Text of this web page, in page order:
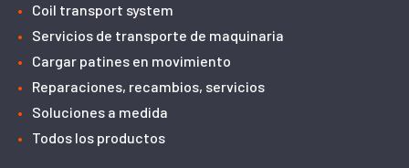
Coil transport system
Servicios de transporte de maquinaria
Cargar patines en movimiento
Reparaciones, recambios, servicios
Soluciones a medida
Todos los productos